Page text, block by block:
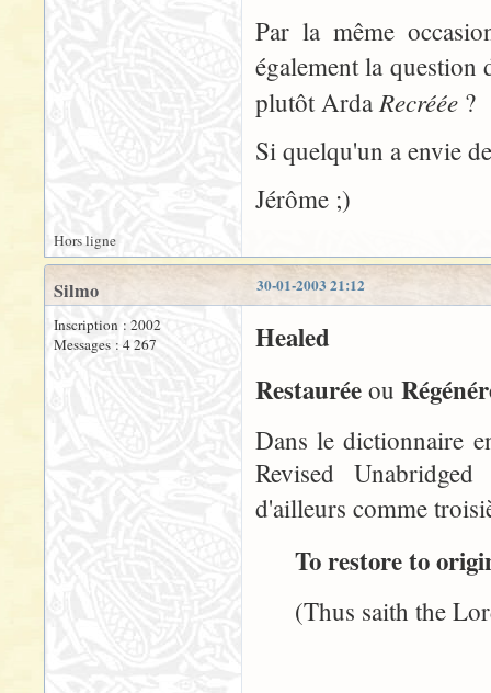
Par la même
également la
plutôt ArdaRecréée ?
Si quelqu'un a envie
Jérôme ;)
Hors ligne
30-01-2003 21:12
Silmo
Inscription : 2002
Messages : 4 267
Healed
Restaurée ou
Dans le dictionnaire
Revised
d'ailleurs comme
To restore to
(Thus saith the